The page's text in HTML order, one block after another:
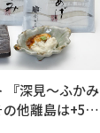
『深見～ふかみ
他離島は+550